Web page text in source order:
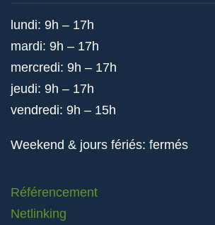
lundi: 9h – 17h
mardi: 9h – 17h
mercredi: 9h – 17h
jeudi: 9h – 17h
vendredi: 9h – 15h
Weekend & jours fériés: fermés
Référencement
Netlinking